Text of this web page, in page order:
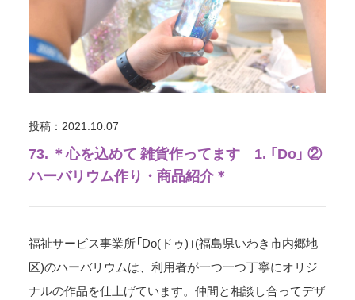
投稿：2021.10.07
73. ＊心を込めて 雑貨作ってます 1. 「Do」 ②
ハーバリウム作り・商品紹介＊
福祉サービス事業所「Do(ドゥ)」(福島県いわき市内郷地
区)のハーバリウムは、利用者が一つ一つ丁寧にオリジ
ナルの作品を仕上げています。仲間と相談し合ってデザ